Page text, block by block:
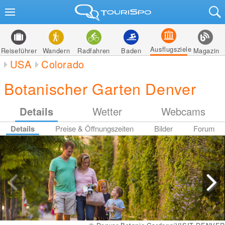
Reiseführer Wandern Radfahren Baden Ausflugsziele Magazin
USA Colorado
Botanischer Garten Denver
Details Wetter Webcams
Details Preise & Öffnungszeiten Bilder Forum